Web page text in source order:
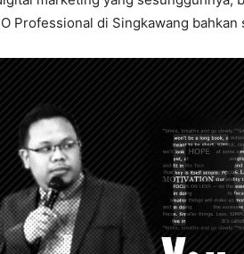
Professional di Singkawang